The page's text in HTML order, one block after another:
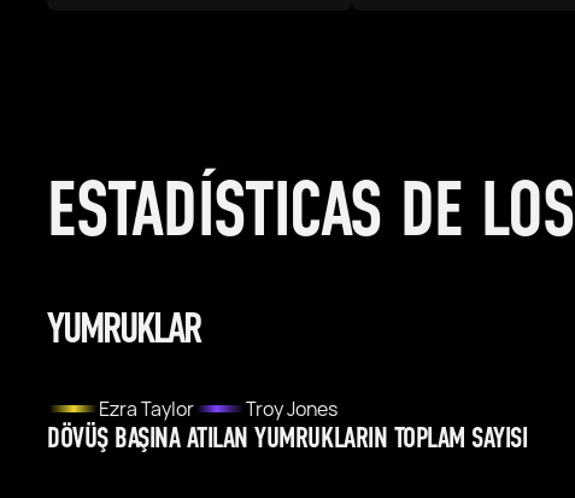
ESTADÍSTICAS DE
YUMRUKLAR
Ezra Taylor Troy Jones
DÖVÜŞ BAŞINA ATILAN YUMRUKLARIN TOPLAM SAYISI